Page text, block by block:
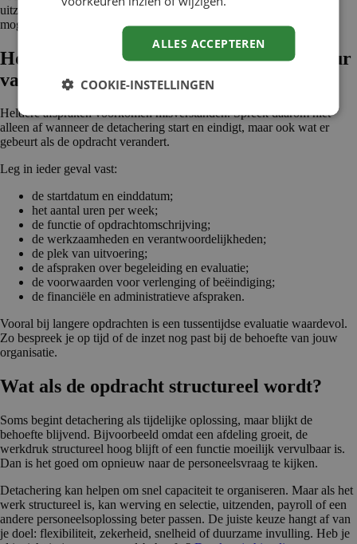
uitzenden beter aansluiten.Lees hier meer over de verschillen
mogelijkheden van flexibel personeel binnen jouw organisatie.
Hoe maak je goede afspraken over de duur
van detachering?
Heldere afspraken voorkomen misverstanden. Spreek daarom niet
alleen af wanneer de detachering start en eindigt, maar ook wat er
gebeurt als de opdracht verandert.
Leg in ieder geval vast:
de startdatum en einddatum;
het aantal uren per week;
de functie of opdrachtomschrijving;
de werkzaamheden en verantwoordelijkheden;
de plek van uitvoering;
de afspraken over begeleiding en evaluatie;
de voorwaarden voor verlenging of beëindiging;
de financiële en administratieve afspraken.
Vooral bij langere opdrachten is een tussentijdse evaluatie waardevol.
Zo bespreek je op tijd of de inzet nog past bij de behoefte van jouw
organisatie.
Wat als de opdracht structureel wordt?
Soms begint detachering als tijdelijke oplossing, maar blijkt de
behoefte blijvend. Bijvoorbeeld omdat een afdeling groeit, de
werkdruk structureel hoog blijft of een functie moeilijk vervulbaar is.
Dan is het goed om opnieuw naar de personeelsvraag te kijken.
Detachering kan helpen om snel capaciteit te organiseren. Maar als het
werk structureel is, kan werving en selectie, uitzenden, payroll of een
andere personeelsoplossing beter passen. De juiste keuze hangt af van
je doel: flexibiliteit, zekerheid, snelheid of duurzame invulling. Heb je
ALLES ACCEPTEREN
COOKIE-INSTELLINGEN